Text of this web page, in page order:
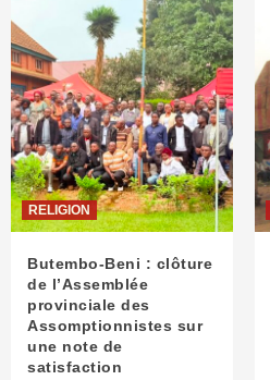
RELIGION
Butembo-Beni : clôture
de l’Assemblée
provinciale des
Assomptionnistes sur
une note de
satisfaction